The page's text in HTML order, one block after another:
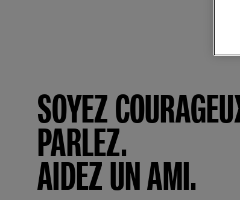
SOYEZ
PARLEZ.
AIDEZ UN AMI.